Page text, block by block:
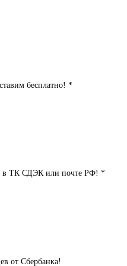
бесплатно! *
в ТК СДЭК или почте РФ! *
от Сбербанка!